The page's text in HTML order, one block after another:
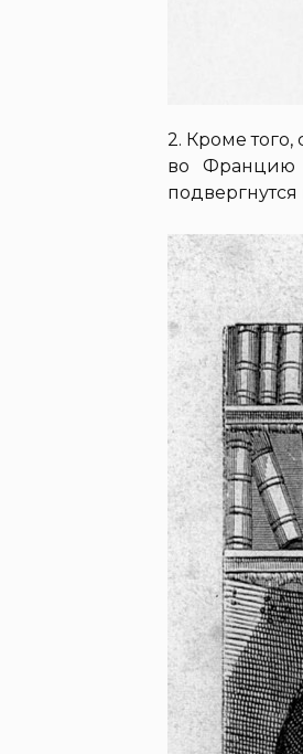
2. Кроме того,
во Францию